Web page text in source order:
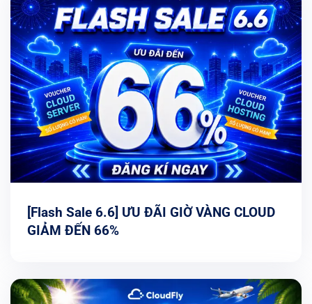
[Flash Sale 6.6] ƯU ĐÃI GIỜ VÀNG CLOUD
GIẢM ĐẾN 66%